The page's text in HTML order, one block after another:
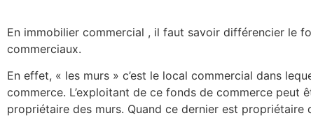
En immobilier commercial , il faut savoir différencier le
commerciaux.
En effet, « les murs » c’est le local commercial dans
commerce. L’exploitant de ce fonds de commerce peut
propriétaire des murs. Quand ce dernier est propriétaire